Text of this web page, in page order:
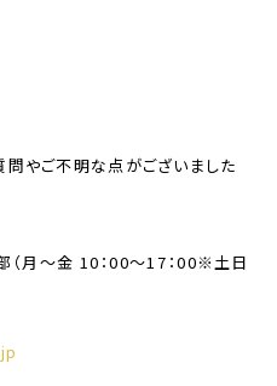
やご不明な点がございました
（月～金 10：00～17：00※土日